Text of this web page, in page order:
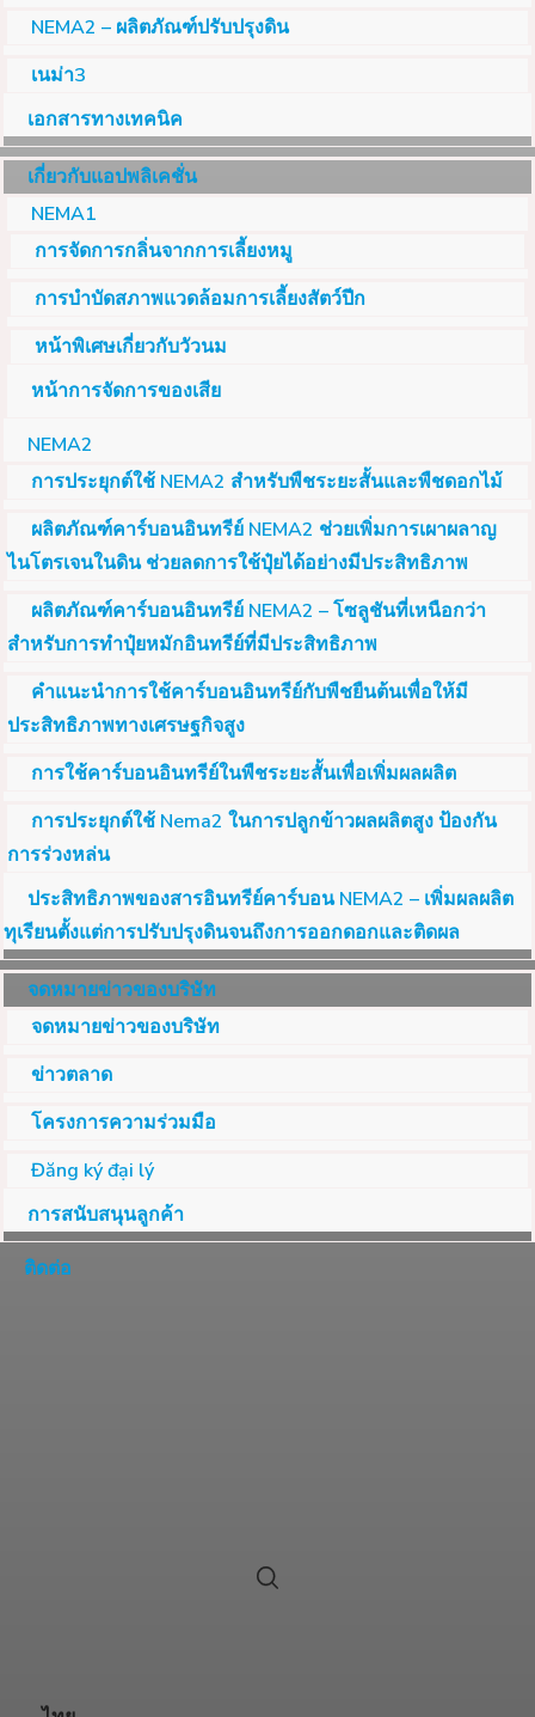
NEMA2 – ผลิตภัณฑ์ปรับปรุงดิน
เนม่า3
เอกสารทางเทคนิค
เกี่ยวกับแอปพลิเคชั่น
NEMA1
การจัดการกลิ่นจากการเลี้ยงหมู
การบำบัดสภาพแวดล้อมการเลี้ยงสัตว์ปีก
หน้าพิเศษเกี่ยวกับวัวนม
หน้าการจัดการของเสีย
NEMA2
การประยุกต์ใช้ NEMA2 สำหรับพืชระยะสั้นและพืชดอกไม้
ผลิตภัณฑ์คาร์บอนอินทรีย์ NEMA2 ช่วยเพิ่มการเผาผลาญ
ไนโตรเจนในดิน ช่วยลดการใช้ปุ๋ยได้อย่างมีประสิทธิภาพ
ผลิตภัณฑ์คาร์บอนอินทรีย์ NEMA2 – โซลูชันที่เหนือกว่า
สำหรับการทำปุ๋ยหมักอินทรีย์ที่มีประสิทธิภาพ
คำแนะนำการใช้คาร์บอนอินทรีย์กับพืชยืนต้นเพื่อให้มี
ประสิทธิภาพทางเศรษฐกิจสูง
การใช้คาร์บอนอินทรีย์ในพืชระยะสั้นเพื่อเพิ่มผลผลิต
การประยุกต์ใช้ Nema2 ในการปลูกข้าวผลผลิตสูง ป้องกัน
การร่วงหล่น
ประสิทธิภาพของสารอินทรีย์คาร์บอน NEMA2 – เพิ่มผลผลิต
ทุเรียนตั้งแต่การปรับปรุงดินจนถึงการออกดอกและติดผล
จดหมายข่าวของบริษัท
จดหมายข่าวของบริษัท
ข่าวตลาด
โครงการความร่วมมือ
Đăng ký đại lý
การสนับสนุนลูกค้า
ติดต่อ